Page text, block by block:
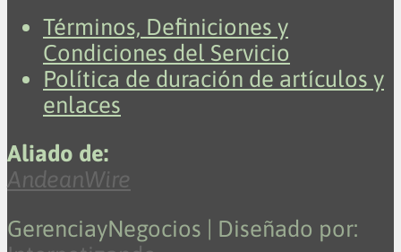
Términos, Definiciones y
Condiciones del Servicio
Política de duración de artículos y
enlaces
Aliado de:
AndeanWire
GerenciayNegocios | Diseñado por: